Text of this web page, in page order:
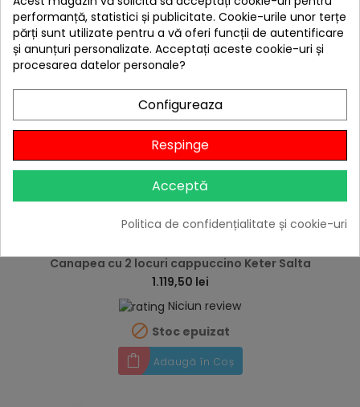
Canapea cu 2 locuri cappuccino Keter Salta
1.119,50 lei
Niciun review
 Stoc epuizat
Adaugă în Coș
performanță, statistici și publicitate. Cookie-urile unor terțe
părți sunt utilizate pentru a vă oferi funcții de autentificare
și anunțuri personalizate. Acceptați aceste cookie-uri și
procesarea datelor personale?
Configureaza
Respinge
Acceptă
Politica de confidențialitate și cookie-uri